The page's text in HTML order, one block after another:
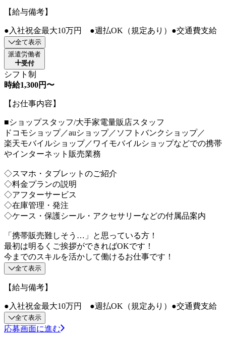
【給与備考】
●入社祝金最大10万円 ●週払OK（規定あり）●交通費支給
全て表示
派遣労働者
受付
シフト制
時給1,300円〜
【お仕事内容】
■ショップスタッフ/大手家電量販店スタッフ
ドコモショップ／auショップ／ソフトバンクショップ／
楽天モバイルショップ／ワイモバイルショップなどでの携帯
やインターネット販売業務
◇スマホ・タブレットのご紹介
◇料金プランの説明
◇アフターサービス
◇在庫管理・発注
◇ケース・保護シール・アクセサリーなどの付属品案内
「携帯販売難しそう…」と思っている方！
最初は明るくご挨拶ができればOKです！
今までのスキルを活かして働けるお仕事です！
全て表示
【給与備考】
●入社祝金最大10万円 ●週払OK（規定あり）●交通費支給
全て表示
応募画面に進む